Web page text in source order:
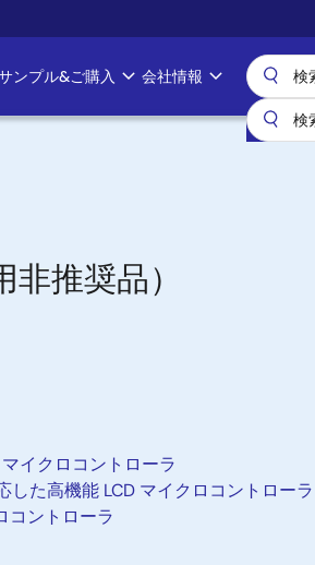
ンプル&ご購入 会社情報
推奨品）
イクロコントローラ
た高機能 LCD マイクロコントローラ
コントローラ